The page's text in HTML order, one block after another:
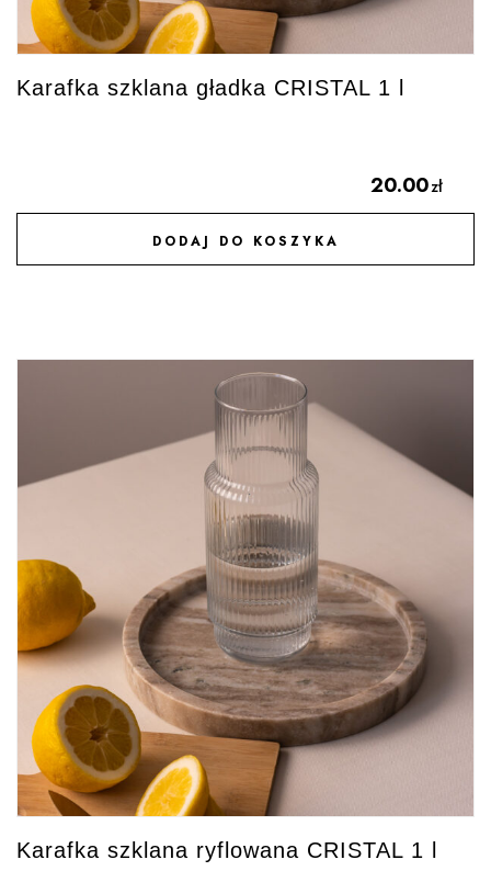
Karafka szklana gładka CRISTAL 1 l
20.00zł
DODAJ DO KOSZYKA
DODAJ DO ULUBIONYCH
Karafka szklana ryflowana CRISTAL 1 l